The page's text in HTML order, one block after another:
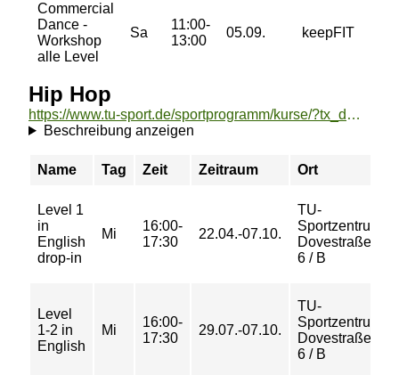
Commercial
Dance -
Workshop
alle Level
Sa
11:00-
13:00
05.09. keepFIT
Hip Hop
https://www.tu-sport.de/sportprogramm/kurse/?tx_dwzeh_courses%5Baction%5D=show&tx_dwzeh_courses%5BsportsDescription%5D=35&cHash=163eb56fb4dc2dfae2e18b124a0164b5
Beschreibung anzeigen
Name Tag Zeit Zeitraum Ort
Level 1
in
English
drop-in
Mi
16:00-
17:30
22.04.-07.10.
TU-
Sportzentrum
Dovestraße
6 / B
Level
1-2 in
English
Mi
16:00-
17:30
29.07.-07.10.
TU-
Sportzentrum
Dovestraße
6 / B